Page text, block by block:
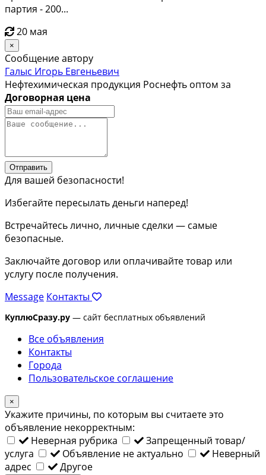
партия - 200...
20 мая
×
Сообщение автору
Галыс Игорь Евгеньевич
Нефтехимическая продукция Роснефть оптом за
Договорная цена
Отправить
Для вашей безопасности!
Избегайте пересылать деньги наперед!
Встречайтесь лично, личные сделки — самые
безопасные.
Заключайте договор или оплачивайте товар или
услугу после получения.
Message Контакты
КуплюСразу.ру — сайт бесплатных объявлений
Все объявления
Контакты
Города
Пользовательское соглашение
×
Укажите причины, по которым вы считаете это
объявление некорректным:
Неверная рубрика
Запрещенный товар/
услуга
Объявление не актуально
Неверный
адрес
Другое